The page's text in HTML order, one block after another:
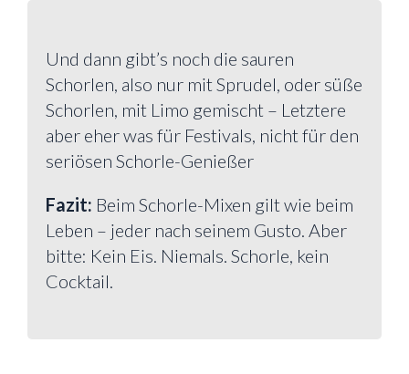
Und dann gibt’s noch die sauren
Schorlen, also nur mit Sprudel, oder süße
Schorlen, mit Limo gemischt – Letztere
aber eher was für Festivals, nicht für den
seriösen Schorle-Genießer
Fazit: Beim Schorle-Mixen gilt wie beim
Leben – jeder nach seinem Gusto. Aber
bitte: Kein Eis. Niemals. Schorle, kein
Cocktail.